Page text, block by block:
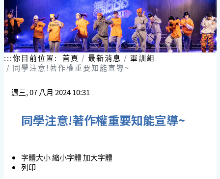
:::你目前位置: 首頁 最新消息
軍訓組
同學注意!著作權重要知能宣導~
週三, 07 八月 2024 10:31
同學注意!著作權重要知能宣導~
字體大小縮小字體加大字體
列印